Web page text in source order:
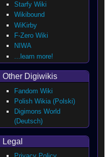
Starfy Wiki
Wikibound
WiKirby
F-Zero Wiki
NIWA
...learn more!
Other Digiwikis
Fandom Wiki
Polish Wikia (Polski)
Digimons World
(Deutsch)
Legal